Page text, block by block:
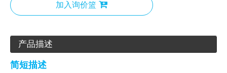
加入询价篮
产品描述
简短描述